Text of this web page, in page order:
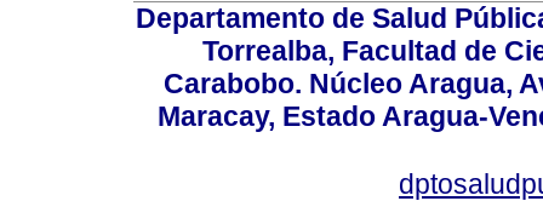
Departamento de Salud
Torrealba, Facultad de
Carabobo. Núcleo Aragua,
Maracay, Estado Aragua-